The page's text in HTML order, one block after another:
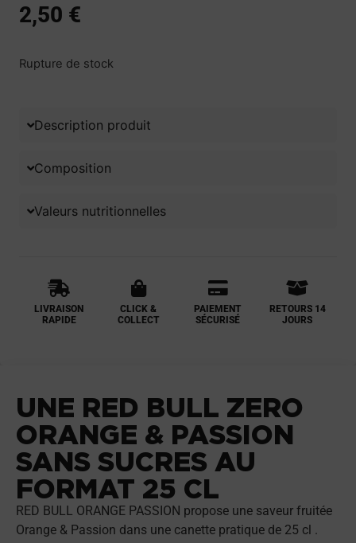
2,50 €
Rupture de stock
Description produit
Composition
Valeurs nutritionnelles
LIVRAISON
RAPIDE
CLICK &
COLLECT
PAIEMENT
SÉCURISÉ
RETOURS 14
JOURS
UNE RED BULL ZERO
ORANGE & PASSION
SANS SUCRES AU
FORMAT 25 CL
RED BULL ORANGE PASSION propose une saveur fruitée
Orange & Passion dans une canette pratique de 25 cl .